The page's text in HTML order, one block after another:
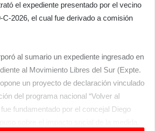
el expediente presentado por el vecino
2026, el cual fue derivado a comisión
al sumario un expediente ingresado en
al Movimiento Libres del Sur (Expte.
un proyecto de declaración vinculado
del programa nacional “Volver al
fundamentado por el concejal Diego